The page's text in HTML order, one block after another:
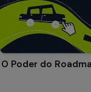
O Poder do